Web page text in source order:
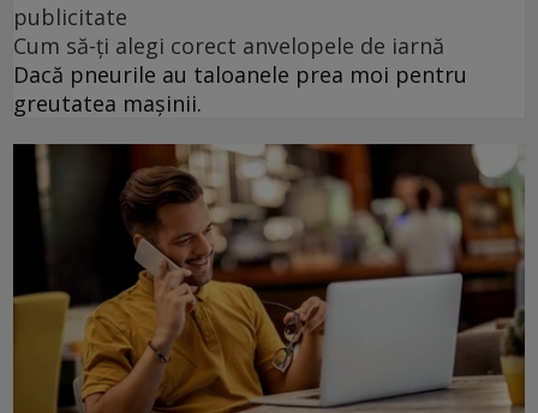
publicitate
Cum să-ți alegi corect anvelopele de iarnă
Dacă pneurile au taloanele prea moi pentru
greutatea mașinii.